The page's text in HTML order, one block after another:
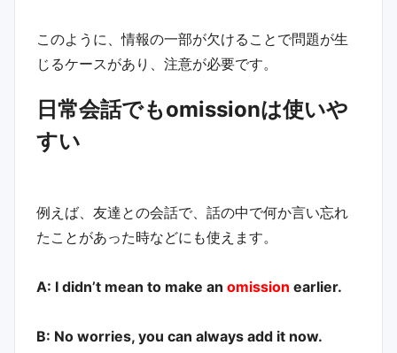
このように、情報の一部が欠けることで問題が生
じるケースがあり、注意が必要です。
日常会話でもomissionは使いや
すい
例えば、友達との会話で、話の中で何か言い忘れ
たことがあった時などにも使えます。
A: I didn’t mean to make an omission earlier.
B: No worries, you can always add it now.